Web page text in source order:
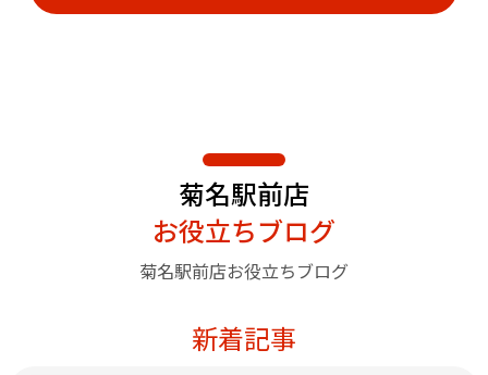
菊名駅前店
お役立ちブログ
菊名駅前店お役立ちブログ
新着記事